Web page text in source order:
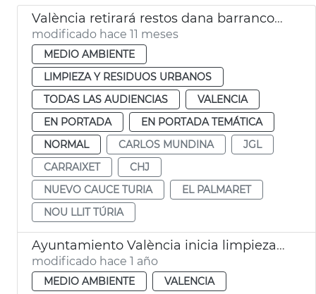
València retirará restos dana barrancos Carraixet Palmaret
modificado hace 11 meses
MEDIO AMBIENTE
LIMPIEZA Y RESIDUOS URBANOS
TODAS LAS AUDIENCIAS
VALENCIA
EN PORTADA
EN PORTADA TEMÁTICA
NORMAL
CARLOS MUNDINA
JGL
CARRAIXET
CHJ
NUEVO CAUCE TURIA
EL PALMARET
NOU LLIT TÚRIA
Ayuntamiento València inicia limpieza nuevo cauce Turia dana
modificado hace 1 año
MEDIO AMBIENTE VALENCIA